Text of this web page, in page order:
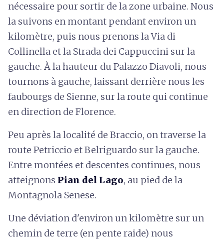
nécessaire pour sortir de la zone urbaine. Nous
la suivons en montant pendant environ un
kilomètre, puis nous prenons la Via di
Collinella et la Strada dei Cappuccini sur la
gauche. À la hauteur du Palazzo Diavoli, nous
tournons à gauche, laissant derrière nous les
faubourgs de Sienne, sur la route qui continue
en direction de Florence.
Peu après la localité de Braccio, on traverse la
route Petriccio et Belriguardo sur la gauche.
Entre montées et descentes continues, nous
atteignons Pian del Lago, au pied de la
Montagnola Senese.
Une déviation d'environ un kilomètre sur un
chemin de terre (en pente raide) nous